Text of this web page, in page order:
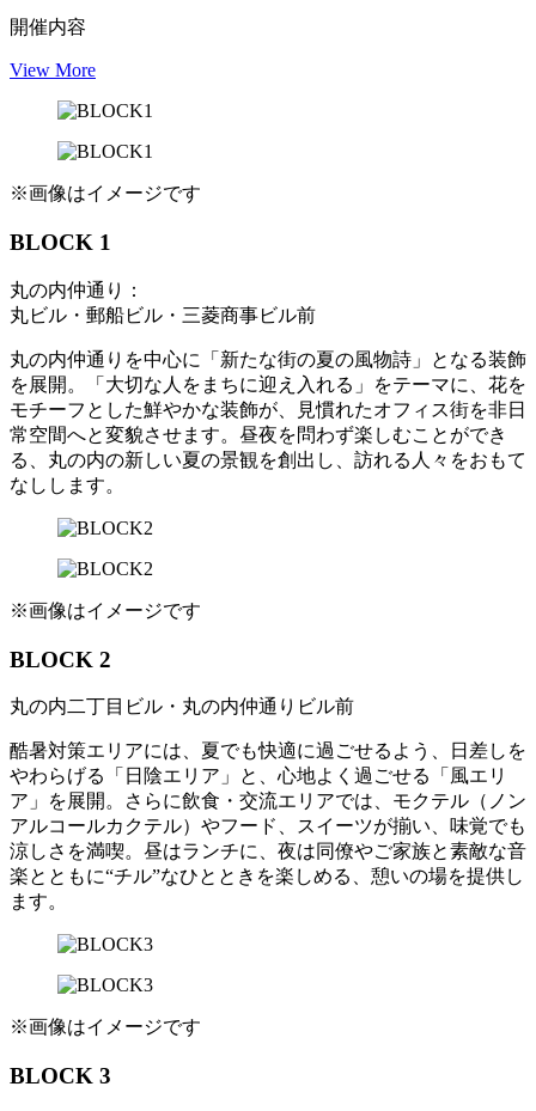
開催内容
View More
※画像はイメージです
BLOCK 1
丸の内仲通り：
丸ビル・郵船ビル・三菱商事ビル前
丸の内仲通りを中心に「新たな街の夏の風物詩」となる装飾
を展開。「大切な人をまちに迎え入れる」をテーマに、花を
モチーフとした鮮やかな装飾が、見慣れたオフィス街を非日
常空間へと変貌させます。昼夜を問わず楽しむことができ
る、丸の内の新しい夏の景観を創出し、訪れる人々をおもて
なしします。
※画像はイメージです
BLOCK 2
丸の内二丁目ビル・丸の内仲通りビル前
酷暑対策エリアには、夏でも快適に過ごせるよう、日差しを
やわらげる「日陰エリア」と、心地よく過ごせる「風エリ
ア」を展開。さらに飲食・交流エリアでは、モクテル（ノン
アルコールカクテル）やフード、スイーツが揃い、味覚でも
涼しさを満喫。昼はランチに、夜は同僚やご家族と素敵な音
楽とともに“チル”なひとときを楽しめる、憩いの場を提供し
ます。
※画像はイメージです
BLOCK 3